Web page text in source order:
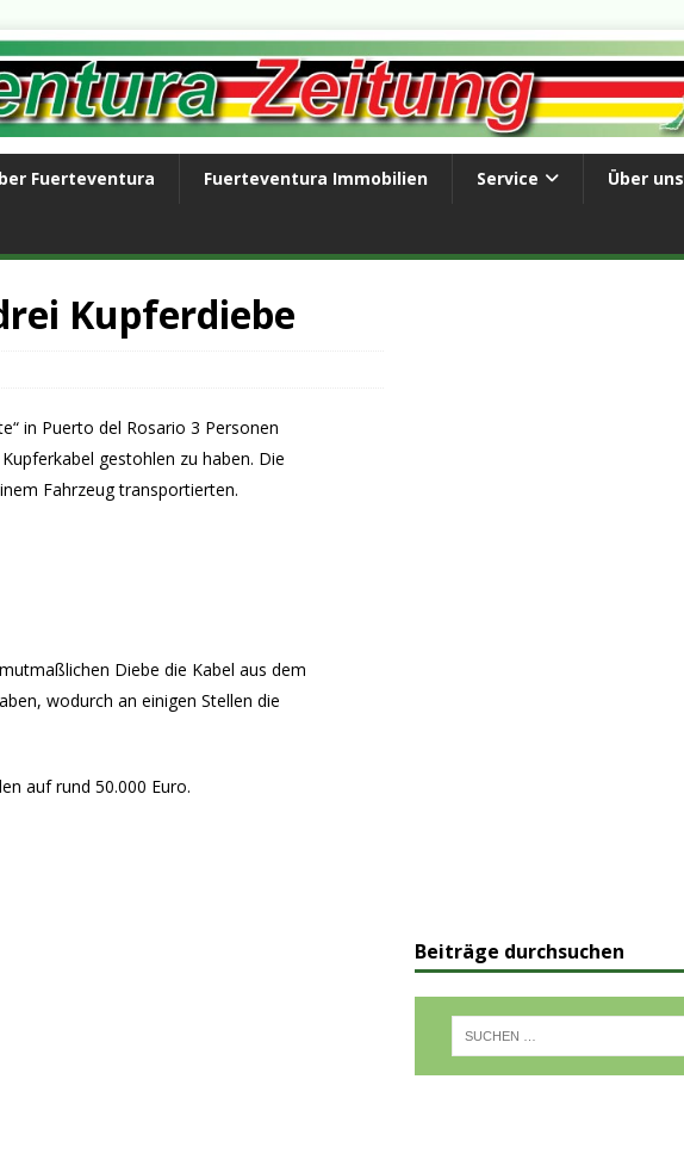
Fuerteventura Fuerteventura Immobilien Service Über uns
Kupferdiebe
in Puerto del Rosario 3 Personen
gestohlen zu haben. Die
Fahrzeug transportierten.
Diebe die Kabel aus dem
wodurch an einigen Stellen die
auf rund 50.000 Euro.
Beiträge durchsuchen